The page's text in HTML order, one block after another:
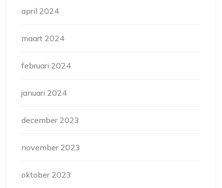
april 2024
maart 2024
februari 2024
januari 2024
december 2023
november 2023
oktober 2023